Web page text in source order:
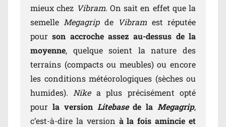
mieux chez Vibram. On sait en effet que la
semelle Megagrip de Vibram est réputée
pourson accroche assez au-dessus de la
moyenne, quelque soient la nature des
terrains (compacts ou meubles) ou encore
les conditions météorologiques (sèches ou
humides). Nike a plus précisément opté
pour la version Litebasede la Megagrip,
c’est-à-dire la version à la fois amincie et